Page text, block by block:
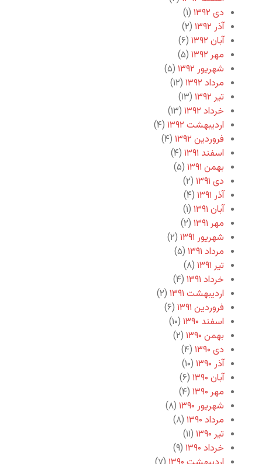
دی ۱۳۹۲
(۱)
آذر ۱۳۹۲
(۲)
آبان ۱۳۹۲
(۶)
مهر ۱۳۹۲
(۵)
شهریور ۱۳۹۲
(۵)
مرداد ۱۳۹۲
(۱۲)
تیر ۱۳۹۲
(۱۳)
خرداد ۱۳۹۲
(۱۳)
اردیبهشت ۱۳۹۲
(۴)
فروردین ۱۳۹۲
(۴)
اسفند ۱۳۹۱
(۴)
بهمن ۱۳۹۱
(۵)
دی ۱۳۹۱
(۲)
آذر ۱۳۹۱
(۴)
آبان ۱۳۹۱
(۱)
مهر ۱۳۹۱
(۲)
شهریور ۱۳۹۱
(۲)
مرداد ۱۳۹۱
(۵)
تیر ۱۳۹۱
(۸)
خرداد ۱۳۹۱
(۴)
اردیبهشت ۱۳۹۱
(۲)
فروردین ۱۳۹۱
(۶)
اسفند ۱۳۹۰
(۱۰)
بهمن ۱۳۹۰
(۲)
دی ۱۳۹۰
(۴)
آذر ۱۳۹۰
(۱۰)
آبان ۱۳۹۰
(۶)
مهر ۱۳۹۰
(۴)
شهریور ۱۳۹۰
(۸)
مرداد ۱۳۹۰
(۸)
تیر ۱۳۹۰
(۱۱)
خرداد ۱۳۹۰
(۹)